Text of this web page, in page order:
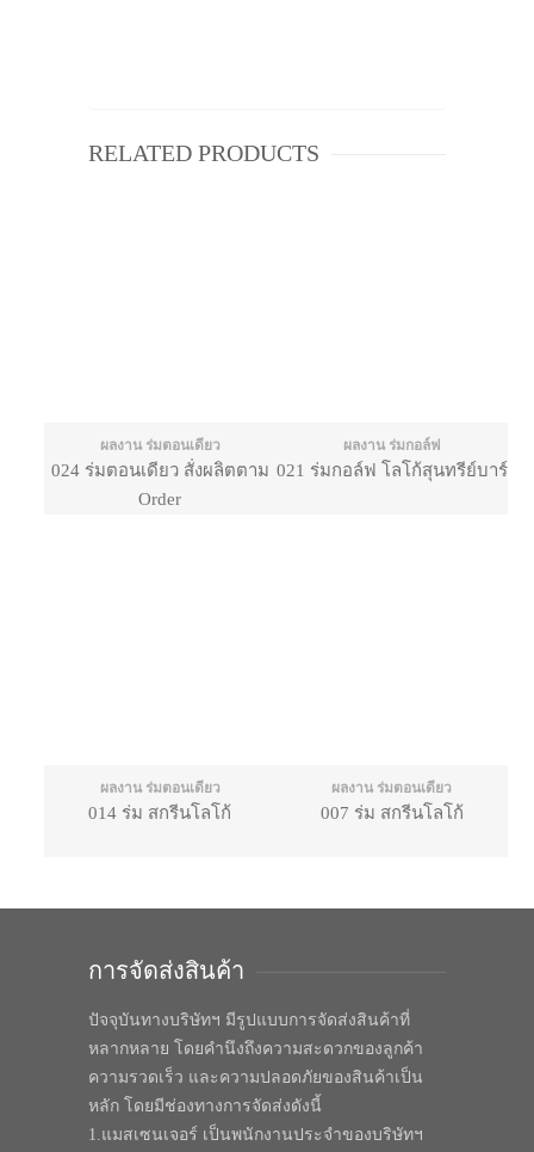
RELATED PRODUCTS
ผลงาน ร่มตอนเดียว
024 ร่มตอนเดียว สั่งผลิตตาม
Order
ผลงาน ร่มกอล์ฟ
021 ร่มกอล์ฟ โลโก้สุนทรีย์บาร์
ผลงาน ร่มตอนเดียว
014 ร่ม สกรีนโลโก้
ผลงาน ร่มตอนเดียว
007 ร่ม สกรีนโลโก้
การจัดส่งสินค้า
ปัจจุบันทางบริษัทฯ มีรูปแบบการจัดส่งสินค้าที่
หลากหลาย โดยคำนึงถึงความสะดวกของลูกค้า
ความรวดเร็ว และความปลอดภัยของสินค้าเป็น
หลัก โดยมีช่องทางการจัดส่งดังนี้
1.แมสเซนเจอร์ เป็นพนักงานประจำของบริษัทฯ